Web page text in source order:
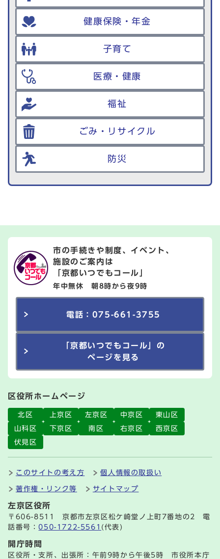
健康保険・年金
子育て
医療・健康
福祉
ごみ・リサイクル
防災
市の手続きや制度、イベント、
施設のご案内は
「京都いつでもコール」
年中無休 朝8時から夜9時
電話：075-661-3755
「京都いつでもコール」の
ページを見る
区役所ホームページ
北区 上京区 左京区 中京区
東山区
山科区
下京区 南区 右京区
西京区
伏見区
このサイトの考え方 個人情報の取扱い
著作権・リンク等 サイトマップ
左京区役所
〒606-8511 京都市左京区松ケ崎堂ノ上町7番地の2 電
話番号：050-1722-5561 (代表)
開庁時間
区役所・支所、出張所：午前9時から午後5時 市役所本庁